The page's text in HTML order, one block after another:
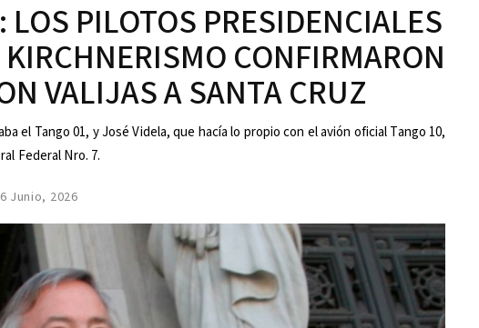
LOS PILOTOS PRESIDENCIALES
CONFIRMARON
VALIJAS A SANTA CRUZ
el Tango 01, y José Videla, que hacía lo propio con el avión oficial Tango 10,
Federal Nro. 7.
Junio, 2026